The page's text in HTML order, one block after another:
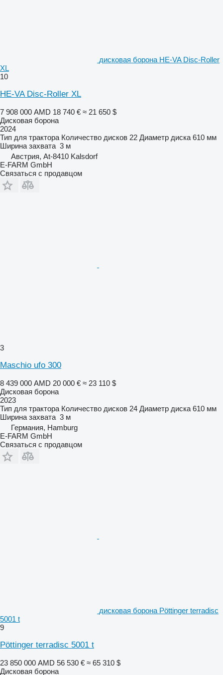
дисковая борона HE-VA Disc-Roller
XL
10
HE-VA Disc-Roller XL
7 908 000 AMD 18 740 € ≈ 21 650 $
Дисковая борона
2024
Тип для трактора Количество дисков 22 Диаметр диска 610 мм
Ширина захвата 3 м
Австрия, At-8410 Kalsdorf
E-FARM GmbH
Связаться с продавцом
3
Maschio ufo 300
8 439 000 AMD 20 000 € ≈ 23 110 $
Дисковая борона
2023
Тип для трактора Количество дисков 24 Диаметр диска 610 мм
Ширина захвата 3 м
Германия, Hamburg
E-FARM GmbH
Связаться с продавцом
дисковая борона Pöttinger terradisc
5001 t
9
Pöttinger terradisc 5001 t
23 850 000 AMD 56 530 € ≈ 65 310 $
Дисковая борона